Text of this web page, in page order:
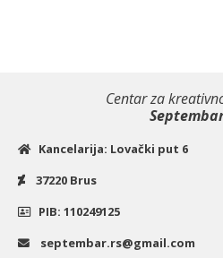
|
Akronolo-
Longman
Centar za
Kancelarija: Lovački put 6
37220 Brus
PIB: 110249125
septembar.rs@gmail.com